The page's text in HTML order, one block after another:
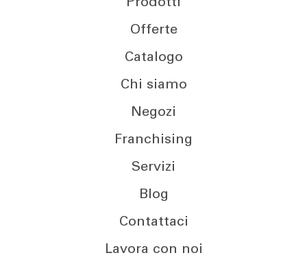
Offerte
Catalogo
Chi siamo
Negozi
Franchising
Servizi
Blog
Contattaci
Lavora con noi